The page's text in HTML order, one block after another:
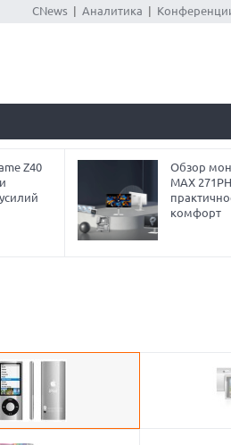
CNews| Аналитика
Z40
Обзор
MAX
комфорт